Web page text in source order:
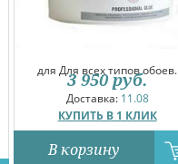
для Для всех типов обоев.
Доставка: 11.08
КУПИТЬ В 1 КЛИК
3 950 руб.
В корзину